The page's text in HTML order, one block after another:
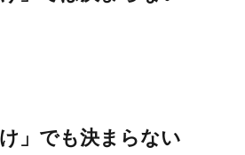
」でも決まらない